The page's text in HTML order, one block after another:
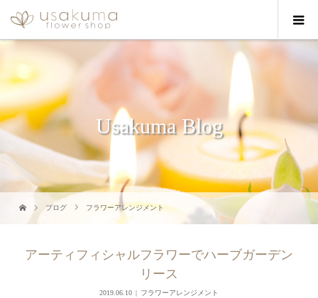
Usakuma Blog
ブログ フラワーアレンジメント
アーティフィシャルフラワーでハーブガーデン
リース
2019.06.10 フラワーアレンジメント